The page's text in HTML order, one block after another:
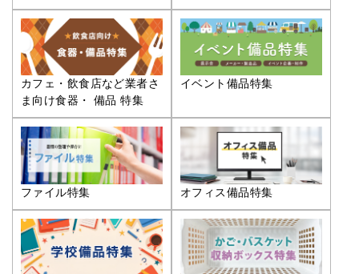
カフェ・飲食店など業者さ
ま向け食器・ 備品 特集
イベント備品特集
ファイル特集 オフィス備品特集